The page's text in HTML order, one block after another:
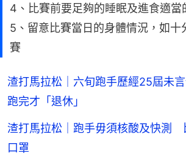
4、比賽前要足夠的睡眠及進食適當
5、留意比賽當日的身體情況，如十
賽
渣打馬拉松｜六旬跑手歷經25屆未
跑完才「退休」
渣打馬拉松｜跑手毋須核酸及快測
口罩